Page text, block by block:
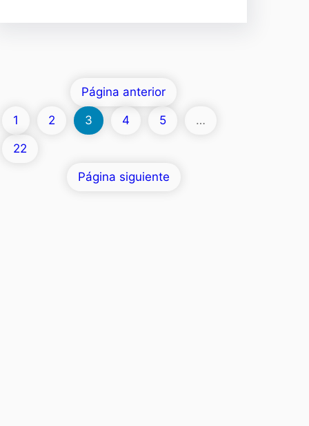
Página anterior
1 2 3 4 5 …
22
Página siguiente